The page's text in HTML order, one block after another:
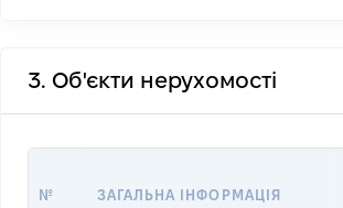
3. Об'єкти нерухомості
№ ЗАГАЛЬНА ІНФОРМАЦІЯ